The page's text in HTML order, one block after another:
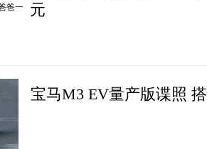
元
宝马M3 EV量产版谍照